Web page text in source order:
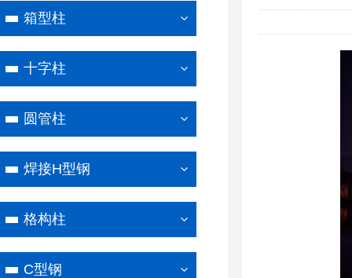
箱型柱
十字柱
圆管柱
焊接H型钢
格构柱
C型钢